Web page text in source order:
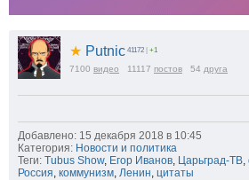
★ Putnic 41172 | +1
7100 видео 11117 постов 54 друга
Добавлено: 15 декабря 2018 в 10:45
Категория: Новости и политика
Теги: Tubus Show, Егор Иванов Царьград-ТВ
Россия коммунизм Ленин цитаты